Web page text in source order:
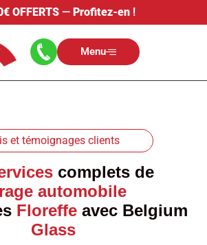
OFFERTS— Profitez-en!
Menu
et témoignages clients
complets de
automobile
Floreffeavec Belgium
Glass